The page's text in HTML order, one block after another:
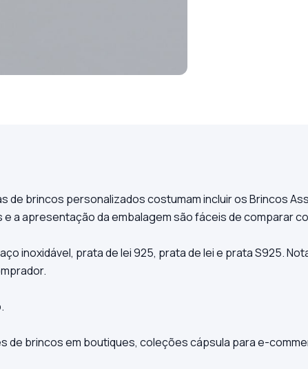
de brincos personalizados costumam incluir os Brincos
a apresentação da embalagem são fáceis de comparar
inoxidável, prata de lei 925, prata de lei e prata S925.
de brincos em boutiques, coleções cápsula para e-